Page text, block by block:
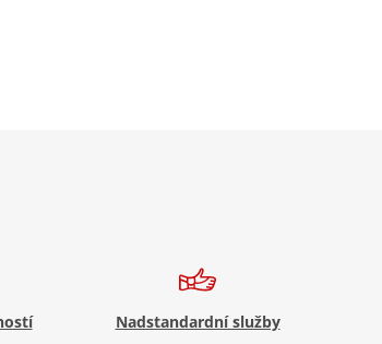
Nadstandardní služby